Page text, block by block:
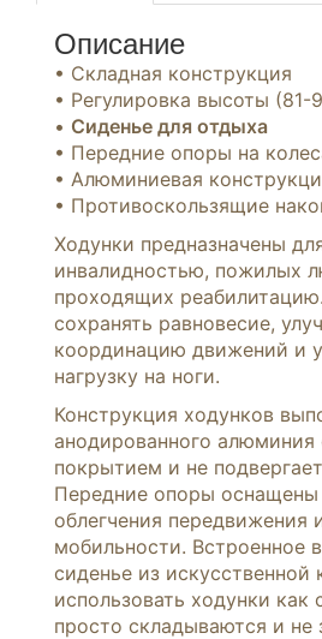
Описание
• Складная конструкция
• Регулировка высоты (81-
• Сиденье для отдыха
• Передние опоры на
• Алюминиевая
• Противоскользящие
Ходунки предназначены
инвалидностью, пожилых
проходящих
сохранять равновесие,
координацию движений и
нагрузку на ноги.
Конструкция ходунков
анодированного
покрытием и не
Передние опоры оснащены
облегчения передвижения
мобильности. Встроенное
сиденье из искусственной
использовать ходунки как
просто складываются и не